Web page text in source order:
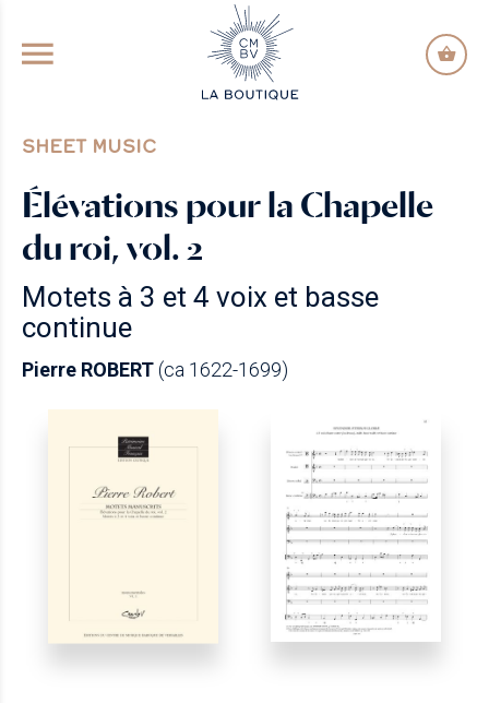
GO TO PRINCIPAL CONTENT
SHEET MUSIC
Élévations pour la Chapelle
du roi, vol. 2
Motets à 3 et 4 voix et basse
continue
Pierre ROBERT(ca 1622-1699)